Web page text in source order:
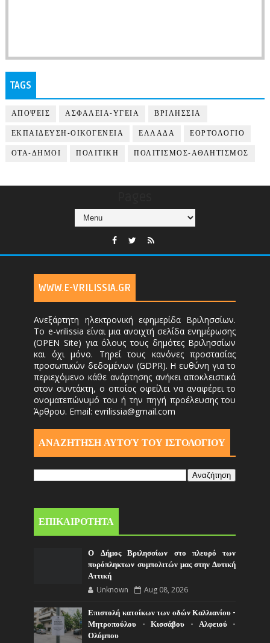
TAGS
ΑΠΟΨΕΙΣ ΑΣΦΑΛΕΙΑ-ΥΓΕΙΑ ΒΡΙΛΗΣΣΙΑ
ΕΚΠΑΙΔΕΥΣΗ-ΟΙΚΟΓΕΝΕΙΑ ΕΛΛΑΔΑ ΕΟΡΤΟΛΟΓΙΟ
ΟΤΑ-ΔΗΜΟΙ ΠΟΛΙΤΙΚΗ ΠΟΛΙΤΙΣΜΟΣ-ΑΘΛΗΤΙΣΜΟΣ
WWW.E-VRILISSIA.GR
Ανεξάρτητη ηλεκτρονική εφημερίδα Βριλησσίων.
Το e-vrilissia είναι μια ανοιχτή σελίδα ενημέρωσης
(OPEN Site) για όλους τους δημότες Βριλησσίων
και όχι μόνο. Τηρεί τους κανόνες προστασίας
προσωπικών δεδομένων (GDPR). Η ευθύνη για το
περιεχόμενο κάθε ανάρτησης ανήκει αποκλειστικά
στον συντάκτη, ο οποίος οφείλει να αναφέρει το
ονοματεπώνυμό του ή την πηγή προέλευσης του
Άρθρου. Email: evrilissia@gmail.com
ΑΝΑΖΗΤΗΣΗ ΑΥΤΟΎ ΤΟΥ ΙΣΤΟΛΟΓΙΟΥ
ΕΠΙΚΑΙΡΟΤΗΤΑ
Ο Δήμος Βριλησσίων στο πλευρό των
πυρόπληκτων συμπολιτών μας στην Δυτική
Αττική
Unknown Aug 08, 2026
Επιστολή κατοίκων των οδών Καλλιανίου -
Μητροπούλου - Κισσάβου - Αλφειού -
Ολύμπου